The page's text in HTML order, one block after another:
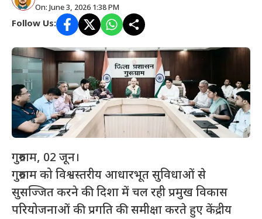
On: June 3, 2026 1:38 PM
Follow Us:
गुरुग्राम, 02 जून।
गुरुग्राम को विश्वस्तरीय आधारभूत सुविधाओं से
सुसज्जित करने की दिशा में चल रही प्रमुख विकास
परियोजनाओं की प्रगति की समीक्षा करते हुए केंद्रीय